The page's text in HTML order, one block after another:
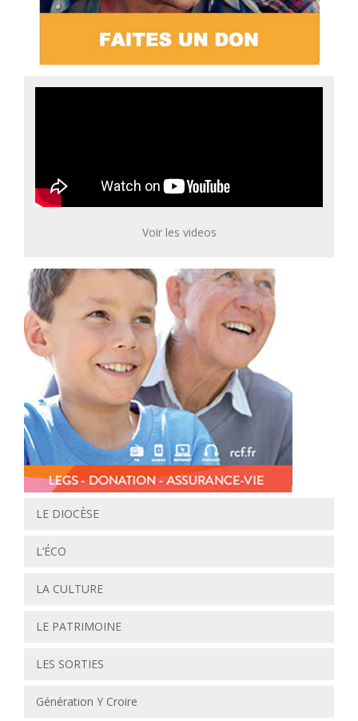
Voir les videos
LE DIOCÈSE
L’ÉCO
LA CULTURE
LE PATRIMOINE
LES SORTIES
Génération Y Croire